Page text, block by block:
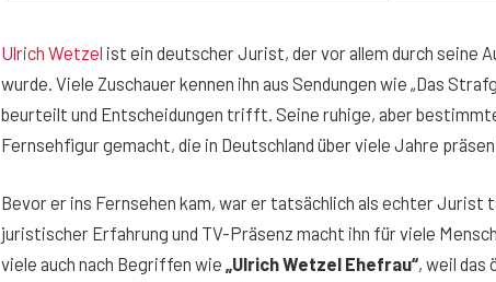
Ulrich Wetzel ist ein deutscher Jurist, der vor allem durch seine
wurde. Viele Zuschauer kennen ihn aus Sendungen wie „Das
beurteilt und Entscheidungen trifft. Seine ruhige, aber
Fernsehfigur gemacht, die in Deutschland über viele Jahre
Bevor er ins Fernsehen kam, war er tatsächlich als echter Jurist
juristischer Erfahrung und TV-Präsenz macht ihn für viele
viele auch nach Begriffen wie „Ulrich Wetzel Ehefrau“, weil